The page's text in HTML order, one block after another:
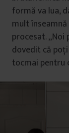
formă va lua,
mult
procesat.
dovedit că
tocmai pentru